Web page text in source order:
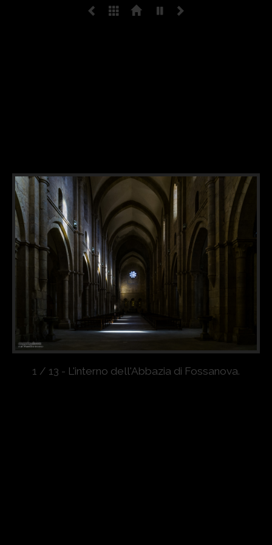
1 / 13 - L'interno dell'Abbazia di Fossanova.